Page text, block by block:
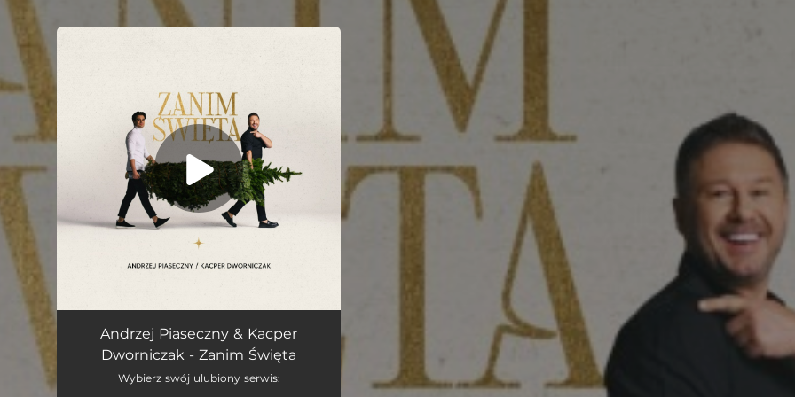
Zanim Święta 03:38
Andrzej Piaseczny & Kacper
Dworniczak - Zanim Święta
Wybierz swój ulubiony serwis: